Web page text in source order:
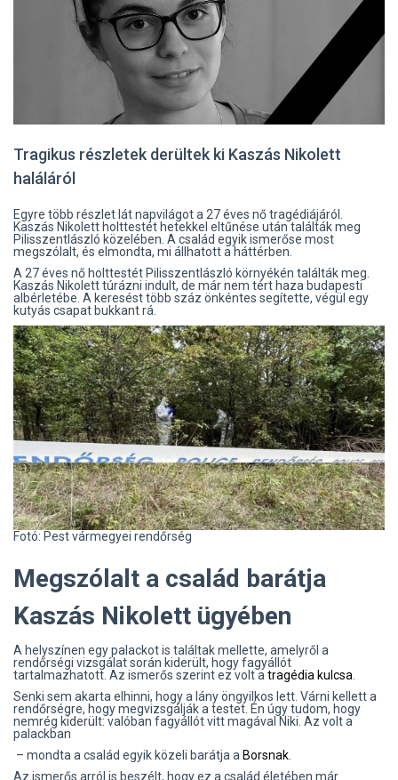
Tragikus részletek derültek ki Kaszás Nikolett
haláláról
Egyre több részlet lát napvilágot a 27 éves nő tragédiájáról.
Kaszás Nikolett holttestét hetekkel eltűnése után találták meg
Pilisszentlászló közelében. A család egyik ismerőse most
megszólalt, és elmondta, mi állhatott a háttérben.
A 27 éves nő holttestét Pilisszentlászló környékén találták meg.
Kaszás Nikolett túrázni indult, de már nem tért haza budapesti
albérletébe. A keresést több száz önkéntes segítette, végül egy
kutyás csapat bukkant rá.
Fotó: Pest vármegyei rendőrség
Megszólalt a család barátja
Kaszás Nikolett ügyében
A helyszínen egy palackot is találtak mellette, amelyről a
rendőrségi vizsgálat során kiderült, hogy fagyállót
tartalmazhatott. Az ismerős szerint ez volt a tragédia kulcsa
Senki sem akarta elhinni, hogy a lány öngyilkos lett. Várni kellett a
rendőrségre, hogy megvizsgálják a testet. Én úgy tudom, hogy
nemrég kiderült: valóban fagyállót vitt magával Niki. Az volt a
palackban
– mondta a család egyik közeli barátja a Borsnak
Az ismerős arról is beszélt, hogy ez a család életében már